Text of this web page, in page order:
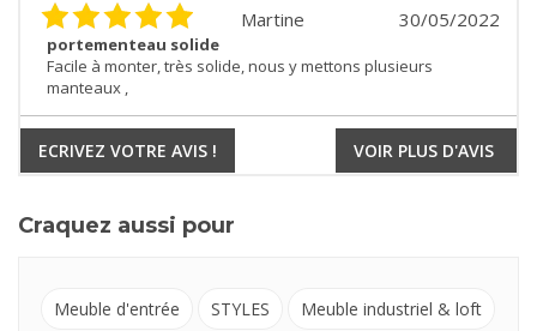
30/05/2022
Martine
portementeau solide
Facile à monter, très solide, nous y mettons plusieurs
manteaux ,
ECRIVEZ VOTRE AVIS ! VOIR PLUS D'AVIS
Craquez aussi pour
Meuble d'entrée STYLES Meuble industriel & loft